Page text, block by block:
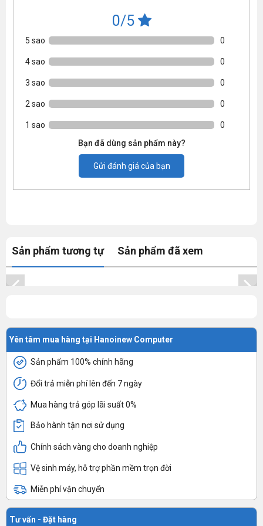
0/5
5 sao 0
4 sao 0
3 sao 0
2 sao 0
1 sao
0
Bạn đã dùng sản phẩm này?
Gửi đánh giá của bạn
Sản phẩm tương tự Sản phẩm đã xem
Yên tâm mua hàng tại Hanoinew Computer
Sản phẩm 100% chính hãng
Đổi trả miễn phí lên đến 7 ngày
Mua hàng trả góp lãi suất 0%
Bảo hành tận nơi sử dụng
Chính sách vàng cho doanh nghiệp
Vệ sinh máy, hỗ trợ phần mềm trọn đời
Miễn phí vận chuyển
Tư vấn - Đặt hàng